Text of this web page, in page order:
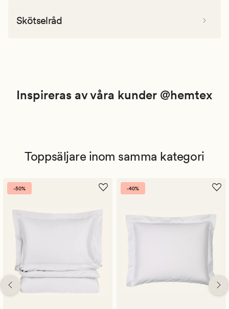
Skötselråd
Inspireras av våra kunder @hemtex
Toppsäljare inom samma kategori
-50% -40%